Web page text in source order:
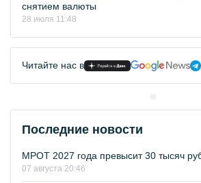
снятием валюты
28 июля 11:48
Читайте нас в
Последние новости
МРОТ 2027 года превысит 30 тысяч
07 августа 20:46